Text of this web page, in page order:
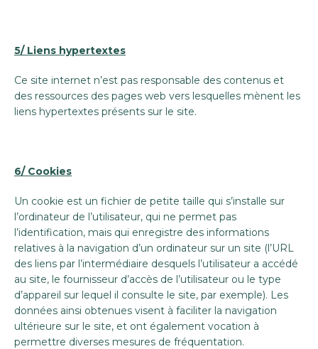
5/ Liens hypertextes
Ce site internet n’est pas responsable des contenus et
des ressources des pages web vers lesquelles mènent les
liens hypertextes présents sur le site.
6/ Cookies
Un cookie est un fichier de petite taille qui s’installe sur
l’ordinateur de l’utilisateur, qui ne permet pas
l’identification, mais qui enregistre des informations
relatives à la navigation d’un ordinateur sur un site (l’URL
des liens par l’intermédiaire desquels l’utilisateur a accédé
au site, le fournisseur d’accès de l’utilisateur ou le type
d’appareil sur lequel il consulte le site, par exemple). Les
données ainsi obtenues visent à faciliter la navigation
ultérieure sur le site, et ont également vocation à
permettre diverses mesures de fréquentation.